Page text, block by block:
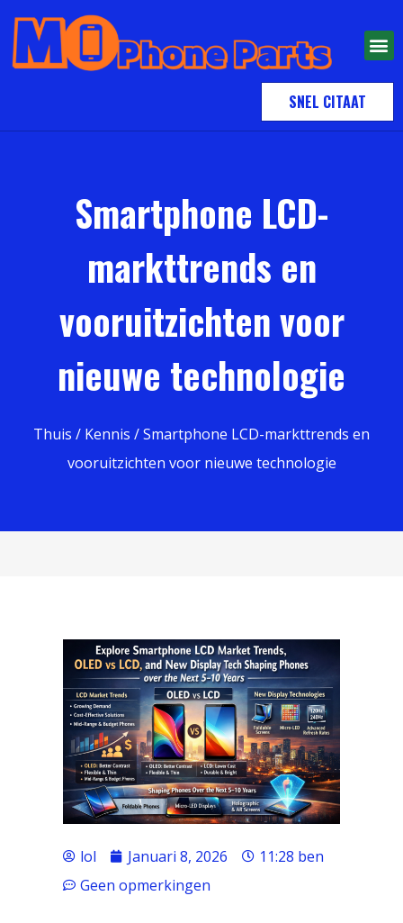
SNEL CITAAT
Smartphone LCD-
markttrends en
vooruitzichten voor
nieuwe technologie
Thuis / Kennis / Smartphone LCD-markttrends en
vooruitzichten voor nieuwe technologie
lol Januari 8, 2026
11:28 ben
Geen opmerkingen